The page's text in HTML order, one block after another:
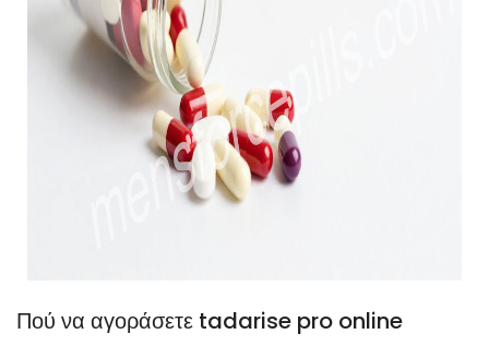
Πού να αγοράσετε tadarise pro online